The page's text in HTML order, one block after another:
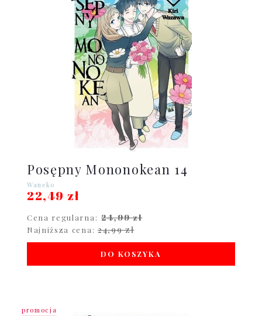
Posępny Mononokean 14
Waneko
22,49 zł
Cena regularna: 24,99 zł
Najniższa cena: 24,99 zł
DO KOSZYKA
promocja